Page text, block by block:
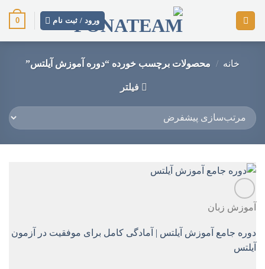
ورود / ثبت نام 0
خانه / محصولات برچسب خورده “دوره آموزش آیلتس”
فیلتر
آموزش زبان
دوره جامع آموزش آیلتس | آمادگی کامل برای موفقیت در آزمون
آیلتس